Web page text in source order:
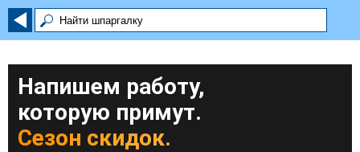
Напишем работу,
которую примут.
Сезон скидок.